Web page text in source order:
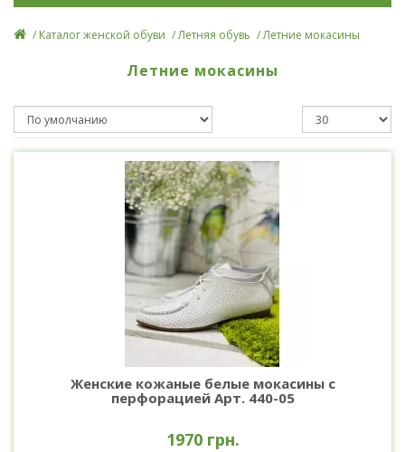
Каталог женской обуви Летняя обувь Летние мокасины
Летние мокасины
Женские кожаные белые мокасины с
перфорацией Арт. 440-05
1970 грн.